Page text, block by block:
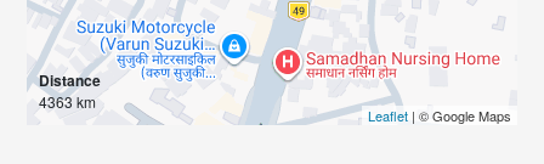
Distance
4363 km
Leaflet| © Google Maps